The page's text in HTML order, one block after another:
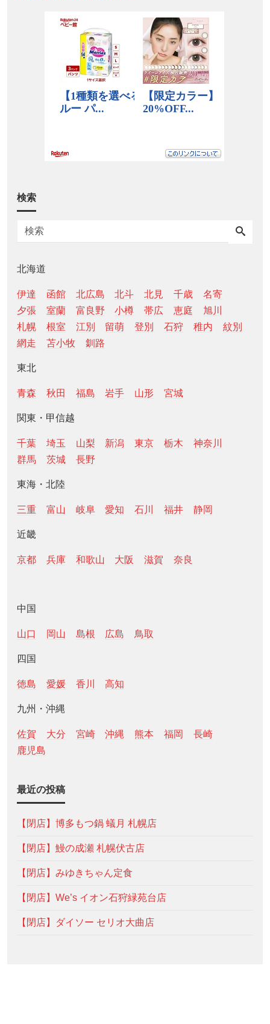
検索
北海道
伊達 函館 北広島 北斗 北見 千歳
名寄
夕張
室蘭 富良野 小樽 帯広 恵庭
旭川
札幌
根室 江別 留萌 登別 石狩 稚内
紋別
網走
苫小牧 釧路
東北
青森 秋田 福島 岩手 山形 宮城
関東・甲信越
千葉 埼玉 山梨 新潟 東京 栃木
神奈川
群馬
茨城 長野
東海・北陸
三重 富山 岐阜 愛知 石川 福井 静岡
近畿
京都 兵庫 和歌山 大阪 滋賀 奈良
中国
山口 岡山 島根 広島 鳥取
四国
徳島 愛媛 香川 高知
九州・沖縄
佐賀 大分 宮崎 沖縄 熊本 福岡
長崎
鹿児島
最近の投稿
【閉店】博多もつ鍋 蟻月 札幌店
【閉店】鰻の成瀬 札幌伏古店
【閉店】みゆきちゃん定食
【閉店】We’s イオン石狩緑苑台店
【閉店】ダイソー セリオ大曲店